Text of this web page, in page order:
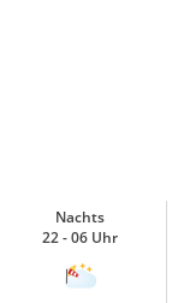
Nachts
22 - 06 Uhr